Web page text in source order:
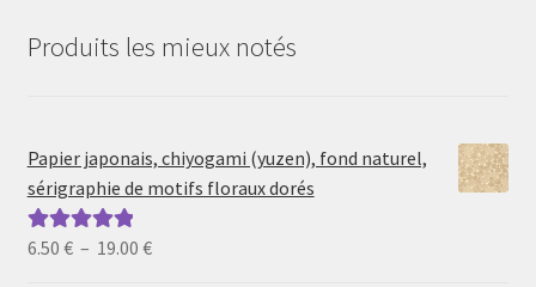
Produits les mieux notés
Papier japonais, chiyogami (yuzen), fond naturel,
sérigraphie de motifs floraux dorés
Note5.00sur
6.50 € – 19.00 €Plage